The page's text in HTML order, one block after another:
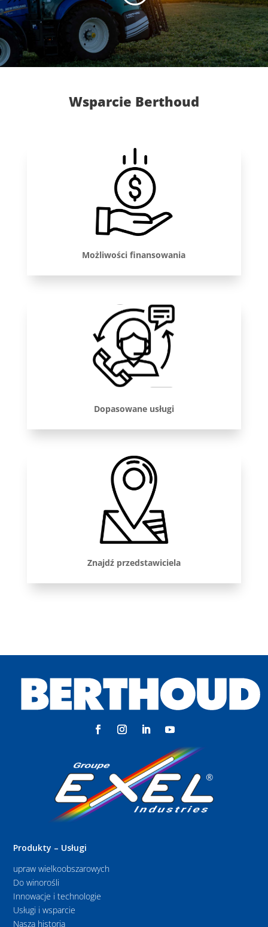
Wsparcie Berthoud
Możliwości finansowania
Dopasowane usługi
Znajdź przedstawiciela
Produkty – Usługi
upraw wielkoobszarowych
Do winorośli
Innowacje i technologie
Usługi i wsparcie
Nasza historia